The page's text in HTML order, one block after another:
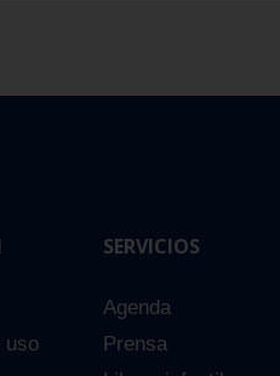
uso
SERVICIOS
Agenda
Prensa